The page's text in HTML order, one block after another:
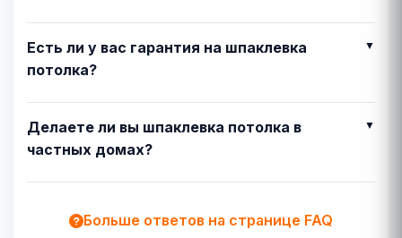
Есть ли у вас гарантия на шпаклевка
потолка?
Делаете ли вы шпаклевка потолка в
частных домах?
Больше ответов на странице FAQ